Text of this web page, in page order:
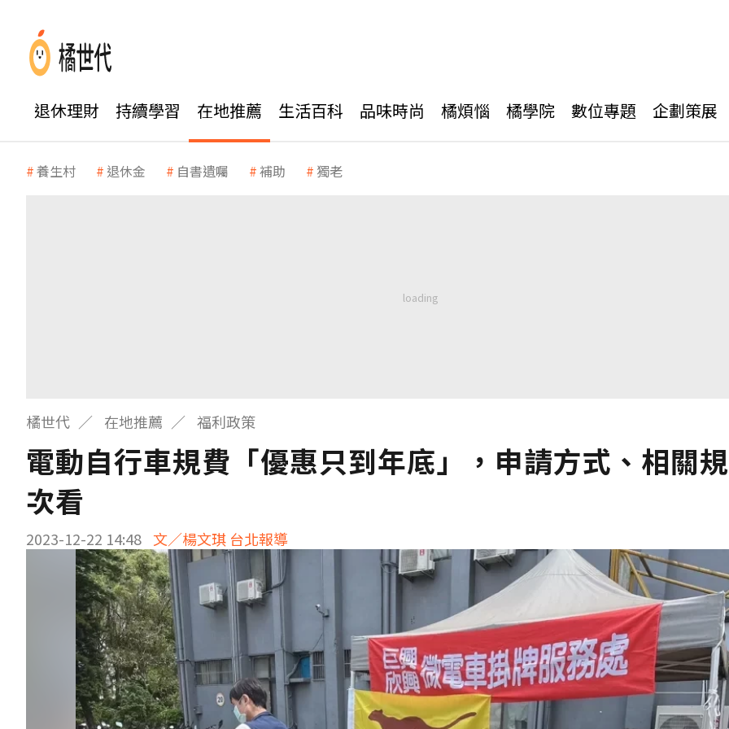
退休理財 持續學習 在地推薦 生活百科 品味時尚 橘煩惱 橘學院 數位專題 企劃策展
養生村 退休金 自書遺囑 補助 獨老
橘世代 在地推薦 福利政策
電動自行車規費「優惠只到年底」，申請方式、相關
次看
2023-12-22 14:48 文／楊文琪 台北報導